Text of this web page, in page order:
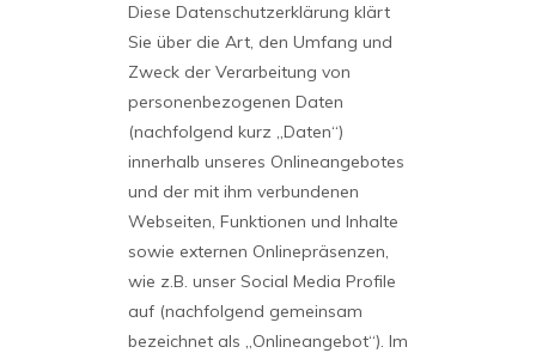
Diese Datenschutzerklärung klärt
Sie über die Art, den Umfang und
Zweck der Verarbeitung von
personenbezogenen Daten
(nachfolgend kurz „Daten“)
innerhalb unseres Onlineangebotes
und der mit ihm verbundenen
Webseiten, Funktionen und Inhalte
sowie externen Onlinepräsenzen,
wie z.B. unser Social Media Profile
auf (nachfolgend gemeinsam
bezeichnet als „Onlineangebot“). Im